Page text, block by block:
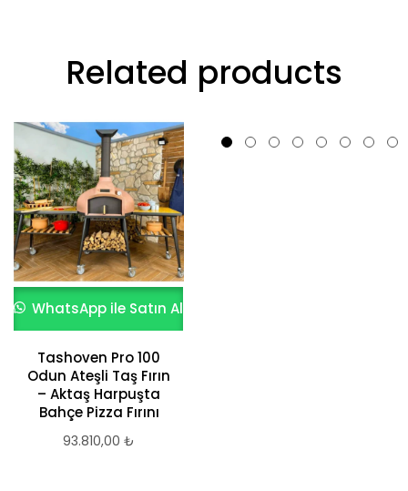
Related products
WhatsApp ile Satın Al
Tashoven Pro 100
Odun Ateşli Taş Fırın
– Aktaş Harpuşta
Bahçe Pizza Fırını
93.810,00 ₺